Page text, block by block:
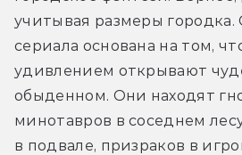
учитывая размеры
сериала основана на том,
удивлением открывают
обыденном. Они находят
минотавров в соседнем
в подвале, призраков в